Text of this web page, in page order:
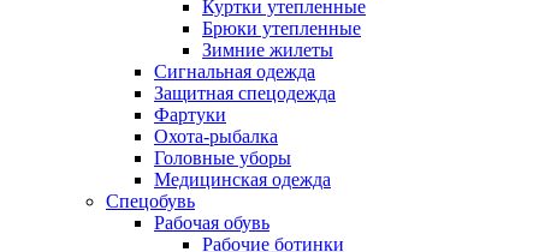
Куртки утепленные
Брюки утепленные
Зимние жилеты
Сигнальная одежда
Защитная спецодежда
Фартуки
Охота-рыбалка
Головные уборы
Медицинская одежда
Спецобувь
Рабочая обувь
Рабочие ботинки